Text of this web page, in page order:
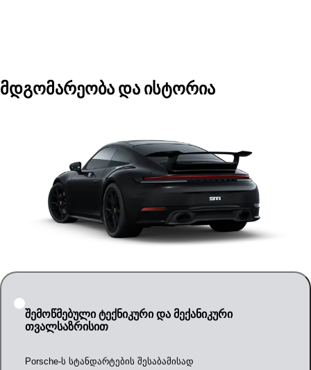
მდგომარეობა და ისტორია
შემოწმებული ტექნიკური და მექანიკური
თვალსაზრისით
Porsche-ს სტანდარტების შესაბამისად